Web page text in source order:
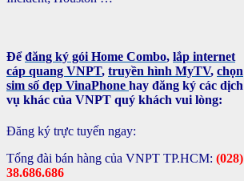
Đểđăng ký gói Home Combo, lắp internet
cáp quang VNPT, truyền hình MyTV, chọn
sim số đẹp VinaPhone hay đăng ký các dịch
vụ khác của VNPT quý khách vui lòng:
Đăng ký trực tuyến ngay:
Tổng đài bán hàng của VNPT TP.HCM: (028)
38.686.686